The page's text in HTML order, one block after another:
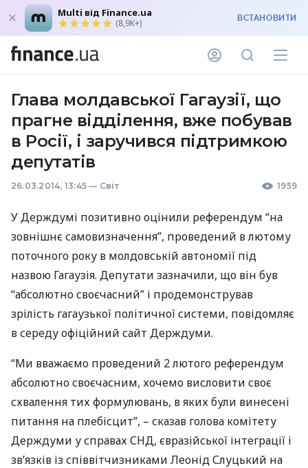
Multi від Finance.ua
(8,9K+) ВСТАНОВИТИ
Глава молдавської Гагаузії, що
прагне відділення, вже побував
в Росії, і заручився підтримкою
депутатів
26.03.2014, 13:45 — Світ 1959
У Держдумі позитивно оцінили референдум “на
зовнішнє самовизначення”, проведений в лютому
поточного року в молдовській автономії під
назвою Гагаузія. Депутати зазначили, що він був
“абсолютно своєчасний” і продемонстрував
зрілість гагаузької політичної системи, повідомляє
в середу офіційний сайт Держдуми.
“Ми вважаємо проведений 2 лютого референдум
абсолютно своєчасним, хочемо висловити своє
схвалення тих формулювань, в яких були винесені
питання на плебісцит”, – сказав голова комітету
Держдуми у справахСНД, євразійської інтеграції і
зв’язків із співвітчизниками Леонід Слуцький на